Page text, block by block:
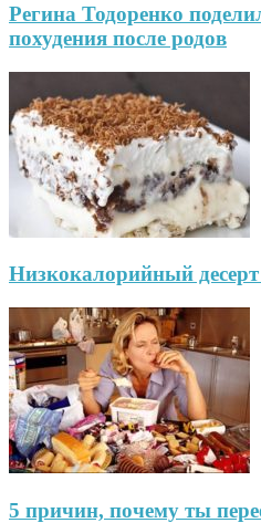
Регина Тодоренко
похудения после родов
Низкокалорийный
5 причин, почему ты